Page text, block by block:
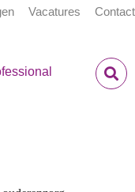
Vacatures Contact